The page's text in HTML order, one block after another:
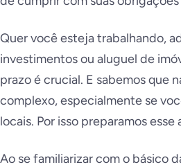
Quer você esteja trabalhando,
investimentos ou aluguel de
prazo é crucial. E sabemos que
complexo, especialmente se
locais. Por isso preparamos
Ao se familiarizar com o básico